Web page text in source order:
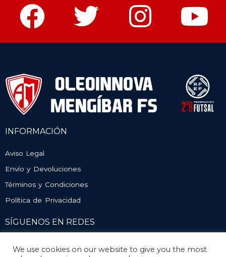
INFORMACIÓN
Aviso Legal
Envío y Devoluciones
Términos y Condiciones
Política de Privacidad
SÍGUENOS EN REDES
We use cookies on our website to give you the most